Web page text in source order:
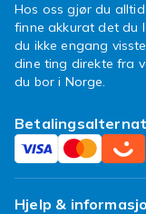
Hos oss gjør du
finne akkurat det du
du ikke engang
dine ting direkte fra
du bor i Norge.
Hjelp &